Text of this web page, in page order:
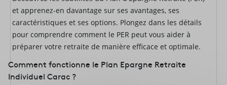
et apprenez-en davantage sur ses avantages, ses
caractéristiques et ses options. Plongez dans les détails
pour comprendre comment le PER peut vous aider à
préparer votre retraite de manière efficace et optimale.
Comment fonctionne le Plan Epargne Retraite
Individuel Carac ?